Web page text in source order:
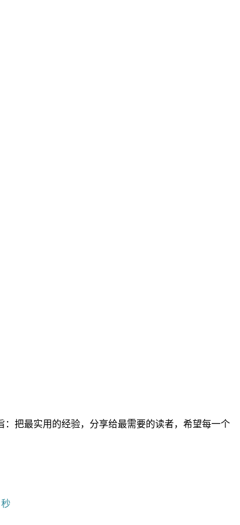
把最实用的经验，分享给最需要的读者，希望每一个
秒